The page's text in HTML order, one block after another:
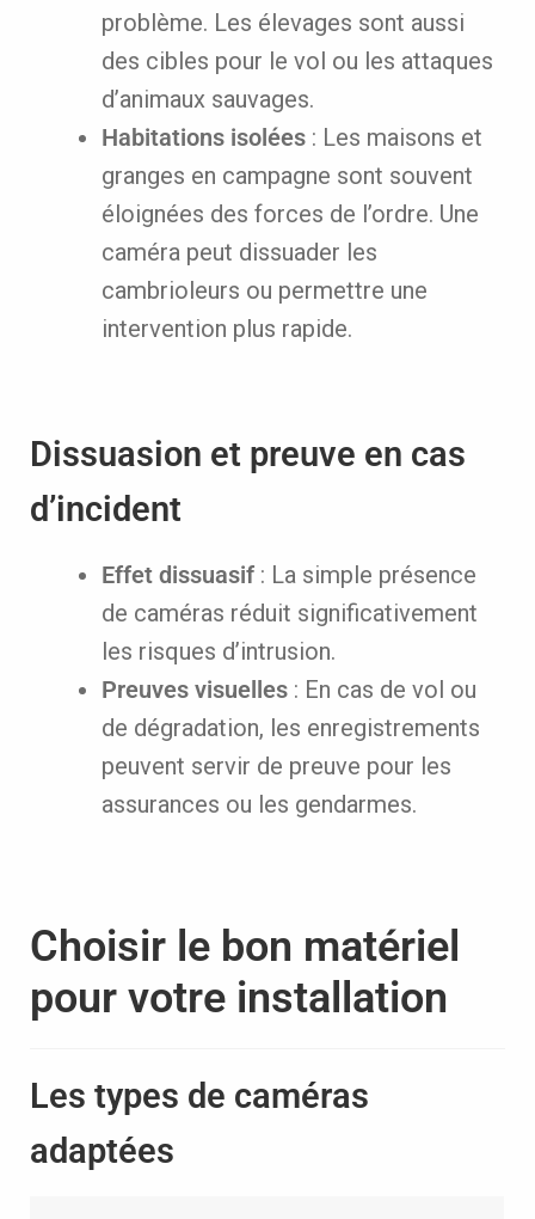
problème. Les élevages sont aussi
des cibles pour le vol ou les attaques
d’animaux sauvages.
Habitations isolées : Les maisons et
granges en campagne sont souvent
éloignées des forces de l’ordre. Une
caméra peut dissuader les
cambrioleurs ou permettre une
intervention plus rapide.
Dissuasion et preuve en cas
d’incident
Effet dissuasif : La simple présence
de caméras réduit significativement
les risques d’intrusion.
Preuves visuelles : En cas de vol ou
de dégradation, les enregistrements
peuvent servir de preuve pour les
assurances ou les gendarmes.
Choisir le bon matériel
pour votre installation
Les types de caméras
adaptées